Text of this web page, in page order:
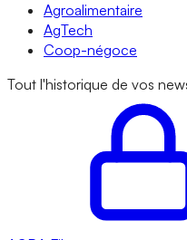
Agroalimentaire
AgTech
Coop-négoce
Tout l'historique de vos